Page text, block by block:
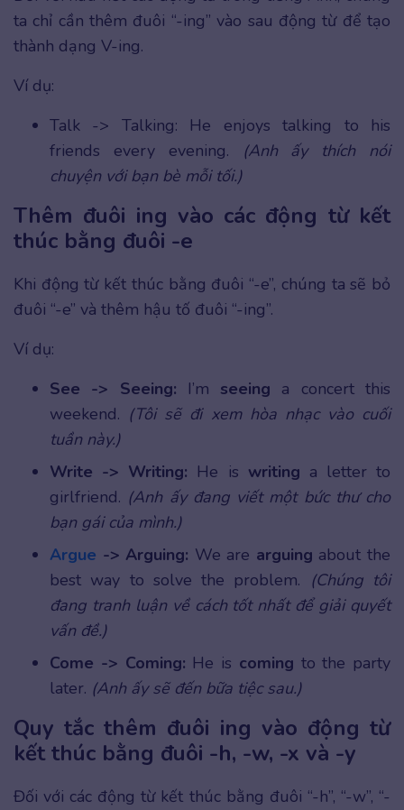
ta chỉ cần thêm đuôi “-ing” vào sau động từ để tạo
thành dạng V-ing.
Ví dụ:
Talk -> Talking: He enjoys talking to his
friends every evening.
(Anh ấy thích nói
chuyện với bạn bè mỗi tối.)
Thêm đuôi ing vào các động từ kết
thúc bằng đuôi -e
Khi động từ kết thúc bằng đuôi “-e”, chúng ta sẽ bỏ
đuôi “-e” và thêm hậu tố đuôi “-ing”.
Ví dụ:
See -> Seeing: I’m seeing a concert this
weekend. (Tôi sẽ đi xem hòa nhạc vào cuối
tuần này.)
Write -> Writing: He is writing a letter to
girlfriend. (Anh ấy đang viết một bức thư cho
bạn gái của mình.)
Argue -> Arguing: We are arguing about the
best way to solve the problem. (Chúng tôi
đang tranh luận về cách tốt nhất để giải quyết
vấn đề.)
Come -> Coming: He is coming to the party
later. (Anh ấy sẽ đến bữa tiệc sau.)
Quy tắc thêm đuôi ing vào động từ
kết thúc bằng đuôi -h, -w, -x và -y
Đối với các động từ kết thúc bằng đuôi “-h”, “-w”, “-